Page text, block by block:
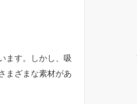
ます。しかし、吸
まざまな素材があ